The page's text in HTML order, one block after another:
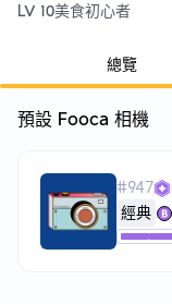
LV 10美食初心者
總覽
預設 Fooca 相機
#947
經典